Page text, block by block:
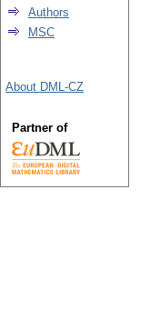
Authors
MSC
About DML-CZ
Partner of